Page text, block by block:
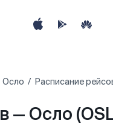
Осло Расписание
— Осло